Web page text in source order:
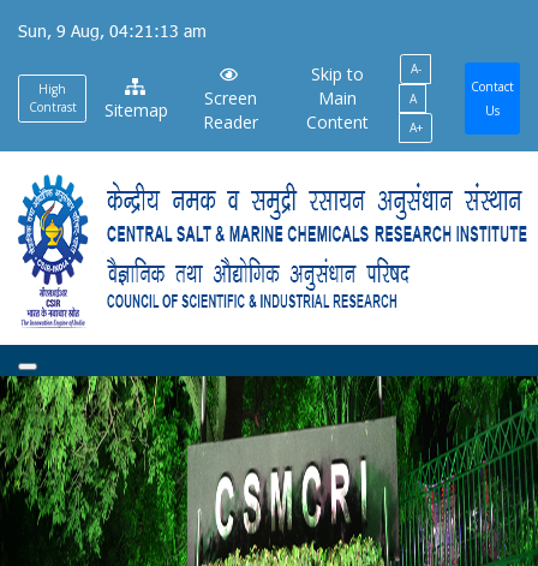
main
content
Sun, 9 Aug, 04:21:13 am
High
Contrast
Sitemap
Screen
Reader
Skip to
Main
Content
A-
A
A+
Contact
Us